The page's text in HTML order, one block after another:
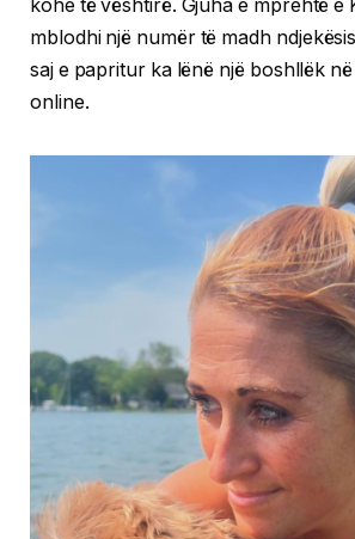
kohe të vështirë. Gjuha e mprehtë e
mblodhi një numër të madh
saj e papritur ka lënë një boshllëk
online.